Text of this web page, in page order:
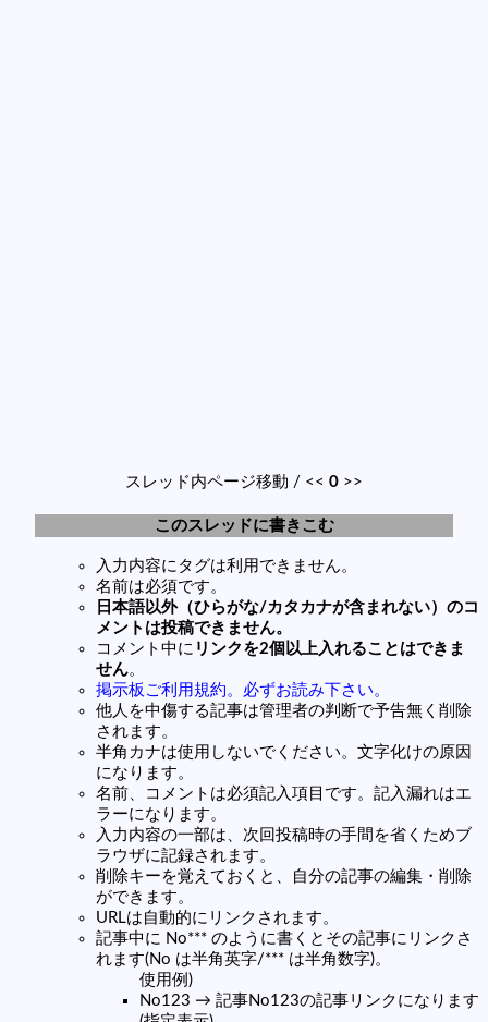
スレッド内ページ移動 / << 0 >>
このスレッドに書きこむ
入力内容にタグは利用できません。
名前は必須です。
日本語以外（ひらがな/カタカナが含まれない）のコ
メントは投稿できません。
コメント中に リンクを2個以上入れることはできま
せん。
掲示板ご利用規約。必ずお読み下さい。
他人を中傷する記事は管理者の判断で予告無く削除
されます。
半角カナは使用しないでください。文字化けの原因
になります。
名前、コメントは必須記入項目です。記入漏れはエ
ラーになります。
入力内容の一部は、次回投稿時の手間を省くためブ
ラウザに記録されます。
削除キーを覚えておくと、自分の記事の編集・削除
ができます。
URLは自動的にリンクされます。
記事中に No*** のように書くとその記事にリンクさ
れます(No は半角英字/*** は半角数字)。
使用例)
No123 → 記事No123の記事リンクになります